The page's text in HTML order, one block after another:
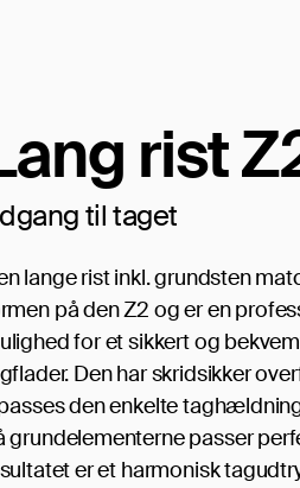
rist
til taget
lange rist inkl. grundsten
på den Z2 og er en
for et sikkert og
Den har skridsikker
den enkelte
grundelementerne passer
er et harmonisk